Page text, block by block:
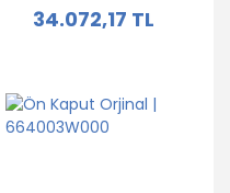
34.072,17 TL